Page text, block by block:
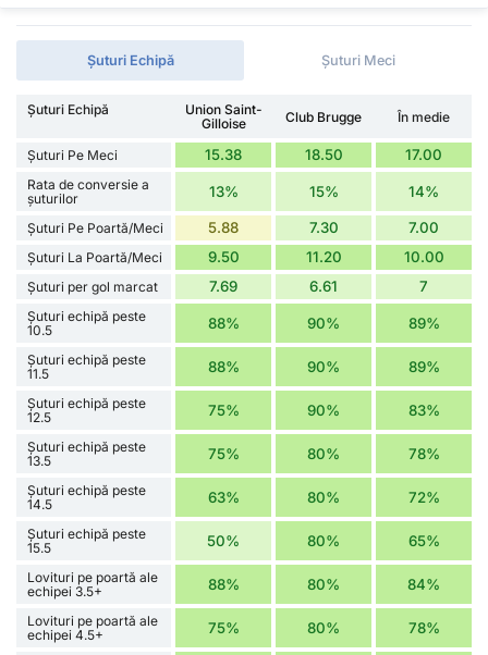
Șuturi Echipă Șuturi Meci
Șuturi Echipă
Union Saint-
Gilloise
Club Brugge În medie
Șuturi Pe Meci 15.38 18.50 17.00
Rata de conversie a
șuturilor
13% 15% 14%
Șuturi Pe Poartă/Meci 5.88 7.30 7.00
Șuturi La Poartă/Meci 9.50 11.20 10.00
Șuturi per gol marcat 7.69 6.61 7
Șuturi echipă peste
10.5
88% 90% 89%
Șuturi echipă peste
11.5
88% 90% 89%
Șuturi echipă peste
12.5
75% 90% 83%
Șuturi echipă peste
13.5
75% 80% 78%
Șuturi echipă peste
14.5
63% 80% 72%
Șuturi echipă peste
15.5
50% 80% 65%
Lovituri pe poartă ale
echipei 3.5+
88% 80% 84%
Lovituri pe poartă ale
echipei 4.5+
75% 80% 78%